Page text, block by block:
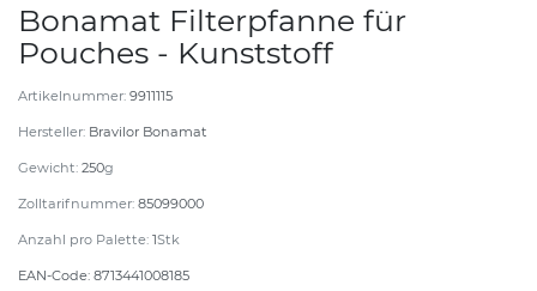
Bonamat Filterpfanne für
Pouches - Kunststoff
Artikelnummer: 9911115
Hersteller: Bravilor Bonamat
Gewicht: 250g
Zolltarifnummer: 85099000
Anzahl pro Palette: 1Stk
EAN-Code: 8713441008185